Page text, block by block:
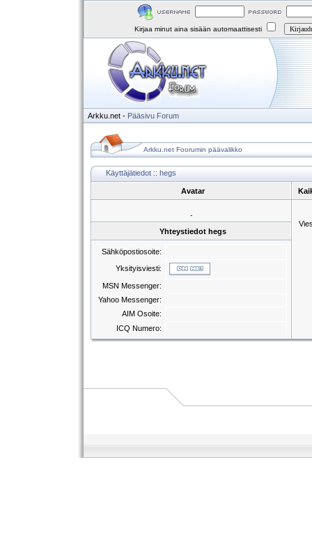
Kirjaa minut aina sisään automaattisesti
Arkku.net - Pääsivu Forum
Arkku.net Foorumin päävalikko
Käyttäjätiedot :: hegs
Avatar
-
Yhteystiedot hegs
Sähköpostiosoite:
Yksityisviesti:
MSN Messenger:
Yahoo Messenger:
AIM Osoite:
ICQ Numero: